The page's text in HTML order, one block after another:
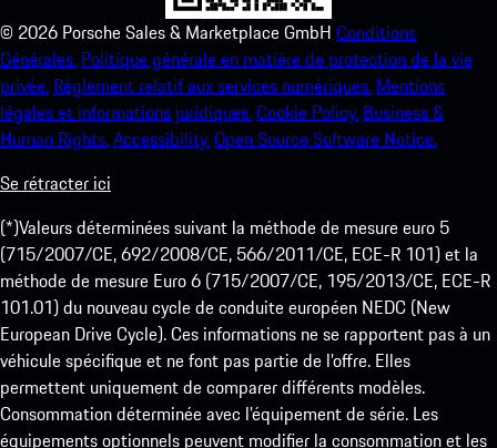
© 2026 Porsche Sales & Marketplace GmbH Conditions
Générales. Politique générale en matière de protection de la vie
privée. Règlement relatif aux services numériques. Mentions
légales et informations juridiques.Cookie Policy. Business &
Human Rights.Accessibility.Open Source Software Notice.
Se rétracter ici
(*)Valeurs déterminées suivant la méthode de mesure euro 5
(715/2007/CE, 692/2008/CE, 566/2011/CE, ECE-R 101) et la
méthode de mesure Euro 6 (715/2007/CE, 195/2013/CE, ECE-R
101.01) du nouveau cycle de conduite européen NEDC (New
European Drive Cycle). Ces informations ne se rapportent pas à un
véhicule spécifique et ne font pas partie de l’offre. Elles
permettent uniquement de comparer différents modèles.
Consommation déterminée avec l’équipement de série. Les
équipements optionnels peuvent modifier la consommation et les